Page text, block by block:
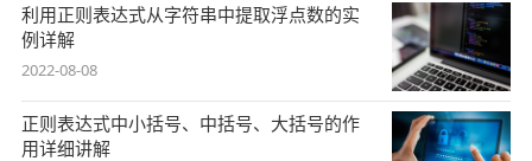
利用正则表达式从字符串中提取浮点数的实
例详解
2022-08-08
正则表达式中小括号、中括号、大括号的作
用详细讲解